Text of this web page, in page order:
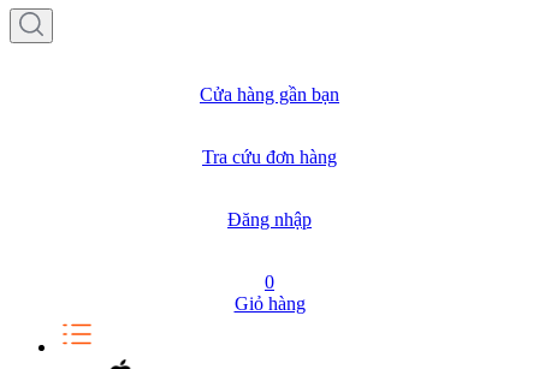
Cửa hàng gần bạn
Tra cứu đơn hàng
Đăng nhập
0
Giỏ hàng